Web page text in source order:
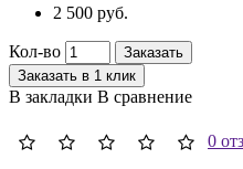
2 500 руб.
Кол-во
Заказать
Заказать в 1 клик
В закладки В сравнение
0